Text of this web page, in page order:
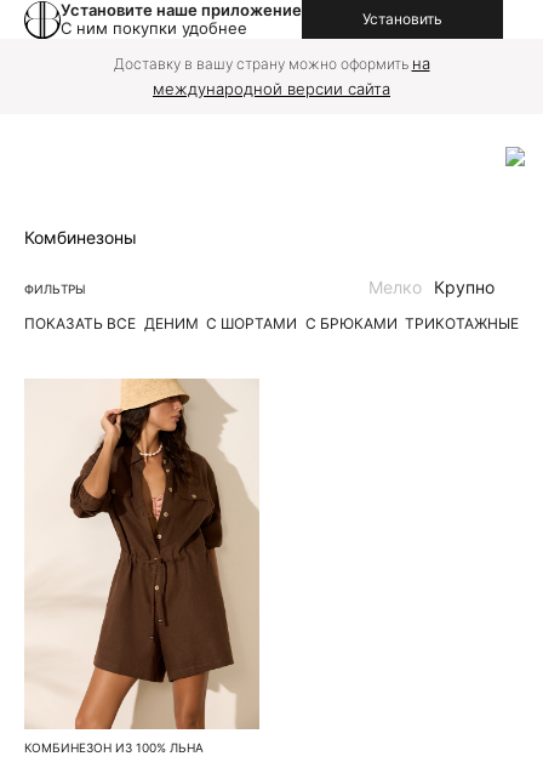
Установите наше приложение
С ним покупки удобнее
Установить
Доставку в вашу страну можно оформить на
международной версии сайта
Комбинезоны
ФИЛЬТРЫ
ПОКАЗАТЬ ВСЕ ДЕНИМ С ШОРТАМИ С БРЮКАМИ ТРИКОТАЖНЫЕ
Мелко Крупно
КОМБИНЕЗОН ИЗ 100% ЛЬНА